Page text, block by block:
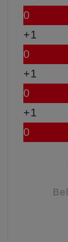
0
+1
0
+1
0
+1
0